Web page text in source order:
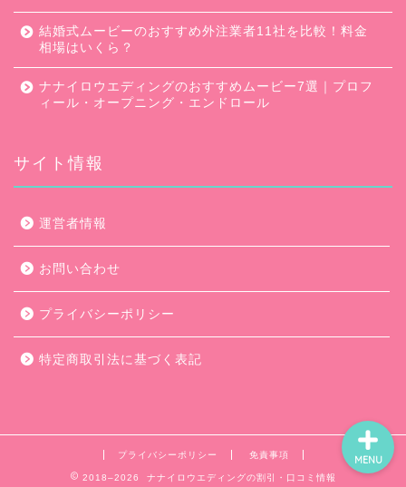
結婚式ムービーのおすすめ外注業者11社を比較！料金
相場はいくら？
ナナイロウエディングのおすすめムービー7選｜プロフ
ィール・オープニング・エンドロール
サイト情報
運営者情報
お問い合わせ
プライバシーポリシー
特定商取引法に基づく表記
プライバシーポリシー 免責事項
2018–2026 ナナイロウエディングの割引・口コミ情報
MENU
ムービー制作のコツ